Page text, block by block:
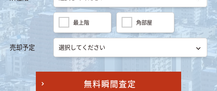
最上階 角部屋
売却予定
無料瞬間査定